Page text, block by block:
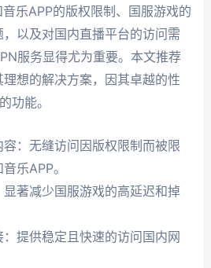
乐APP的版权限制、国服游戏的
以及对国内直播平台的访问需
服务显得尤为重要。本文推荐
想的解决方案，因其卓越的性
功能。
：无缝访问因版权限制而被限
乐APP。
著减少国服游戏的高延迟和掉
提供稳定且快速的访问国内网